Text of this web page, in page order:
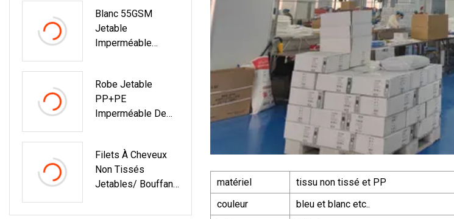
Blanc 55GSM
Jetable
Imperméable
Antistatique À
Capuche
Vêtements De
Industrielle
Combinaison Non
Tissée
Robe Jetable
PP+PE
Imperméable De
Élastiques
Filets À Cheveux
Non Tissés
Jetables/ Bouffant
matériel
tissu non tissé et PP
couleur
bleu et blanc etc..